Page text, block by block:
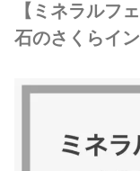
【ミネラルフ
石のさくらイ